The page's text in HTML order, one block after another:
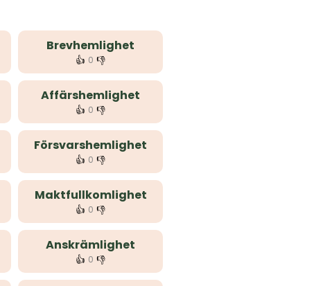
Brevhemlighet
👍 0 👎
Affärshemlighet
👍 0 👎
Försvarshemlighet
👍 0 👎
Maktfullkomlighet
👍 0 👎
Anskrämlighet
👍 0 👎